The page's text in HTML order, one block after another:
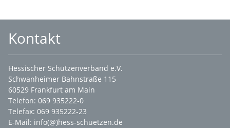
Kontakt
Hessischer Schützenverband e.V.
Schwanheimer Bahnstraße 115
60529 Frankfurt am Main
Telefon: 069 935222-0
Telefax: 069 935222-23
E-Mail: info(@)hess-schuetzen.de